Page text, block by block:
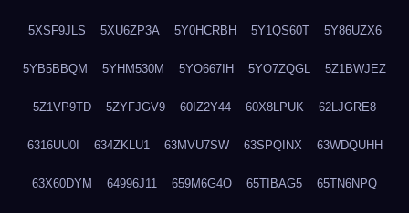
5XSF9JLS 5XU6ZP3A 5Y0HCRBH 5Y1QS60T 5Y86UZX6
5YB5BBQM 5YHM530M 5YO667IH 5YO7ZQGL 5Z1BWJEZ
5Z1VP9TD 5ZYFJGV9 60IZ2Y44 60X8LPUK 62LJGRE8
6316UU0I 634ZKLU1 63MVU7SW 63SPQINX 63WDQUHH
63X60DYM 64996J11 659M6G4O 65TIBAG5 65TN6NPQ